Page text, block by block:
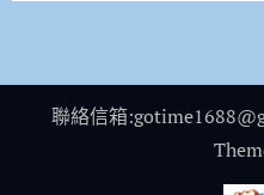
聯絡信箱